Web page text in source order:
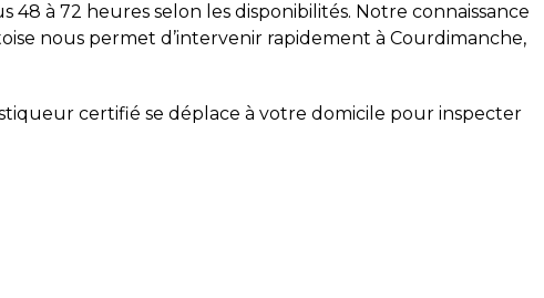
48 à 72 heures selon les disponibilités. Notre connaissance
nous permet d’intervenir rapidement à Courdimanche,
certifié se déplace à votre domicile pour inspecter